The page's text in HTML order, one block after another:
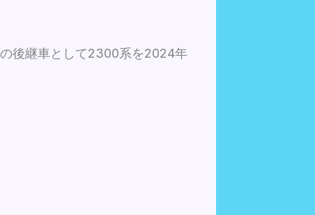
後継車として2300系を2024年